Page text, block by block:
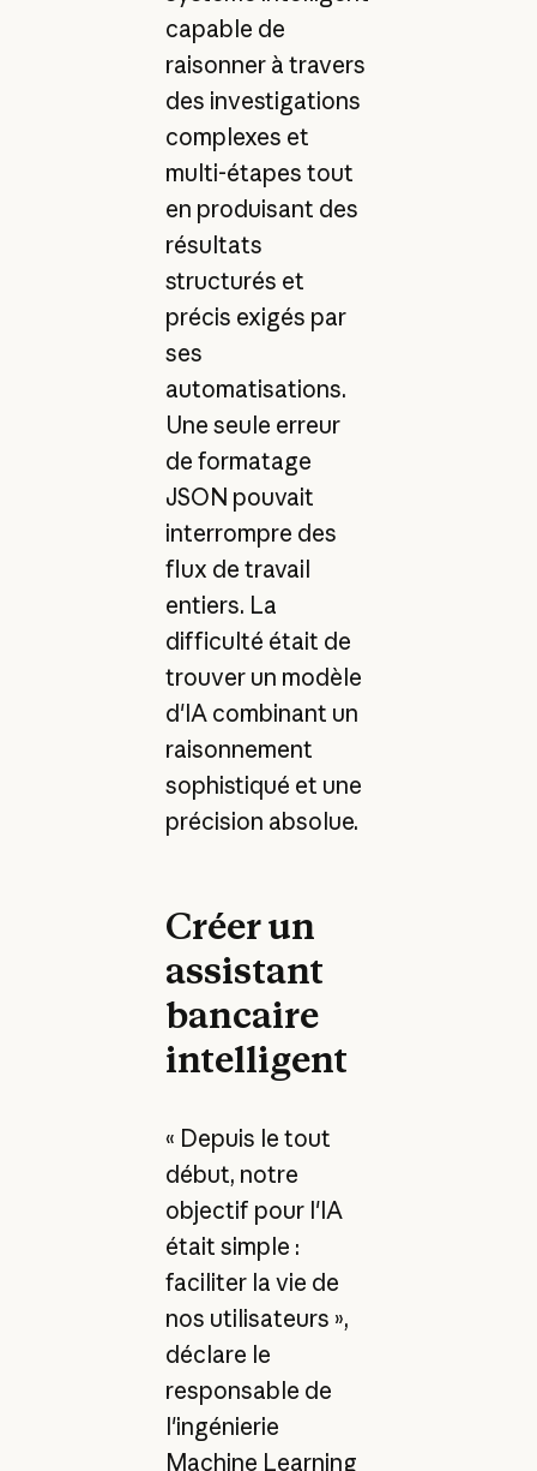
capable de
raisonner à travers
des investigations
complexes et
multi-étapes tout
en produisant des
résultats
structurés et
précis exigés par
ses
automatisations.
Une seule erreur
de formatage
JSON pouvait
interrompre des
flux de travail
entiers. La
difficulté était de
trouver un modèle
d'IA combinant un
raisonnement
sophistiqué et une
précision absolue.
Créer un
assistant
bancaire
intelligent
« Depuis le tout
début, notre
objectif pour l'IA
était simple :
faciliter la vie de
nos utilisateurs »,
déclare le
responsable de
l'ingénierie
Machine Learning